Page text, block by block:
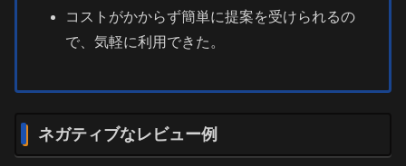
コストがかからず簡単に提案を受けられるの
で、気軽に利用できた。
ネガティブなレビュー例